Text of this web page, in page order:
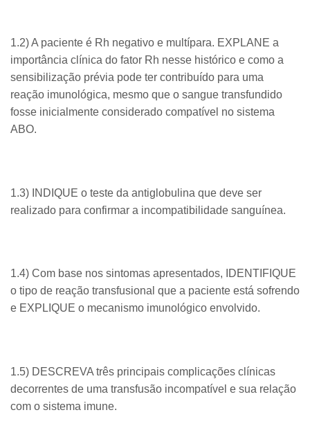
1.2) A paciente é Rh negativo e multípara. EXPLANE a
importância clínica do fator Rh nesse histórico e como a
sensibilização prévia pode ter contribuído para uma
reação imunológica, mesmo que o sangue transfundido
fosse inicialmente considerado compatível no sistema
ABO.
1.3) INDIQUE o teste da antiglobulina que deve ser
realizado para confirmar a incompatibilidade sanguínea.
1.4) Com base nos sintomas apresentados, IDENTIFIQUE
o tipo de reação transfusional que a paciente está sofrendo
e EXPLIQUE o mecanismo imunológico envolvido.
1.5) DESCREVA três principais complicações clínicas
decorrentes de uma transfusão incompatível e sua relação
com o sistema imune.